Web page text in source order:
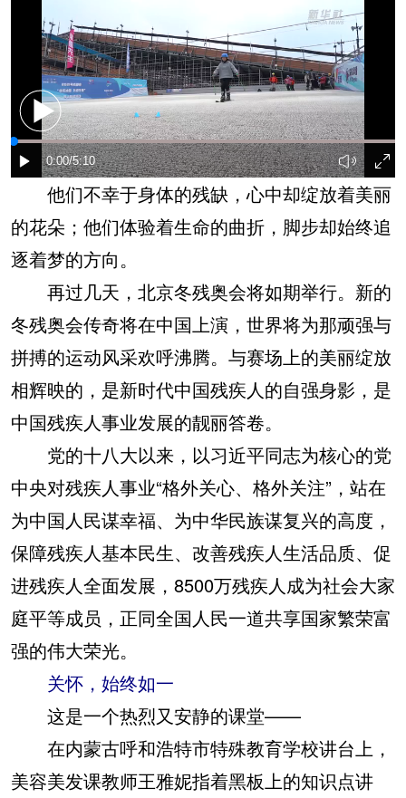
他们不幸于身体的残缺，心中却绽放着美丽
的花朵；他们体验着生命的曲折，脚步却始终追
逐着梦的方向。
再过几天，北京冬残奥会将如期举行。新的
冬残奥会传奇将在中国上演，世界将为那顽强与
拼搏的运动风采欢呼沸腾。与赛场上的美丽绽放
相辉映的，是新时代中国残疾人的自强身影，是
中国残疾人事业发展的靓丽答卷。
党的十八大以来，以习近平同志为核心的党
中央对残疾人事业“格外关心、格外关注”，站在
为中国人民谋幸福、为中华民族谋复兴的高度，
保障残疾人基本民生、改善残疾人生活品质、促
进残疾人全面发展，8500万残疾人成为社会大家
庭平等成员，正同全国人民一道共享国家繁荣富
强的伟大荣光。
关怀，始终如一
这是一个热烈又安静的课堂——
在内蒙古呼和浩特市特殊教育学校讲台上，
美容美发课教师王雅妮指着黑板上的知识点讲